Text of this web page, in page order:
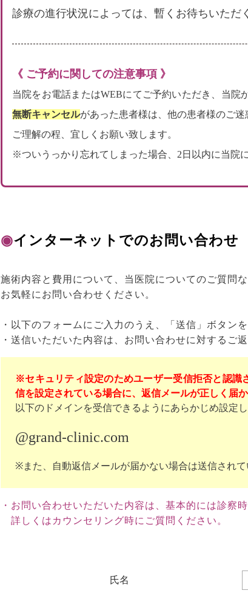
診療の進行状況によっては、暫くお待ちいただ
《 ご予約に関しての注意事項 》
当院をお電話またはWEBにてご予約いただき、当院
無断キャンセルがあった患者様は、他の患者様のご
ご理解の程、宜しくお願い致します。
※ついうっかり忘れてしまった場合、2日以内に当院
◉インターネットでのお問い合わせ
施術内容と費用について、当医院についてのご質問
お気軽にお問い合わせください。
・以下のフォームにご入力のうえ、「送信」ボタン
・送信いただいた内容は、お問い合わせに対するご
※セキュリティ設定のためユーザー受信拒否と認識
信を設定されている場合に、返信メールが正しく届
以下のドメインを受信できるようにあらかじめ設定し
@grand-clinic.com
※また、自動返信メールが届かない場合は送信されて
・お問い合わせいただいた内容は、基本的には診察
詳しくはカウンセリング時にご質問ください。
氏名